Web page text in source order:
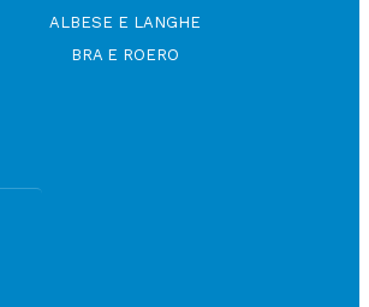
ALBESE E LANGHE
BRA E ROERO